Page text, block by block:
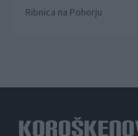
Ribnica na Pohorju